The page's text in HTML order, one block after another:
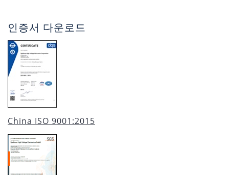
인증서 다운로드
China ISO 9001:2015